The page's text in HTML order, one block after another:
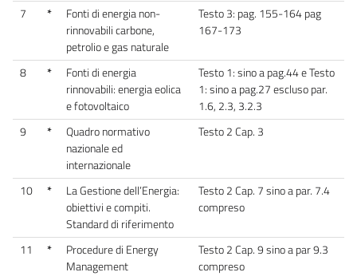
7
*
Fonti di energia non-
rinnovabili carbone,
petrolio e gas naturale
Testo 3: pag. 155-164 pag
167-173
8 *
Fonti di energia
rinnovabili: energia eolica
e fotovoltaico
Testo 1: sino a pag.44 e Testo
1: sino a pag.27 escluso par.
1.6, 2.3, 3.2.3
9
*
Quadro normativo
nazionale ed
internazionale
Testo 2 Cap. 3
10 *
La Gestione dell’Energia:
obiettivi e compiti.
Standard di riferimento
Testo 2 Cap. 7 sino a par. 7.4
compreso
11 *
Procedure di Energy
Management
Testo 2 Cap. 9 sino a par 9.3
compreso